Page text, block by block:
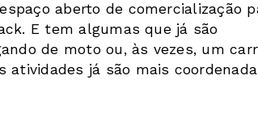
aberto de comercialização
E tem algumas que já são
de moto ou, às vezes, um
atividades já são mais